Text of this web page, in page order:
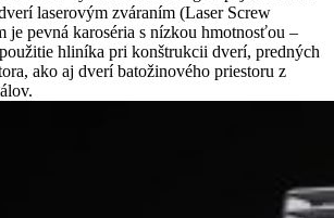
laserovým zváraním (Laser Screw
je pevná karoséria s nízkou hmotnosťou –
hliníka pri konštrukcii dverí, predných
ako aj dverí batožinového priestoru z